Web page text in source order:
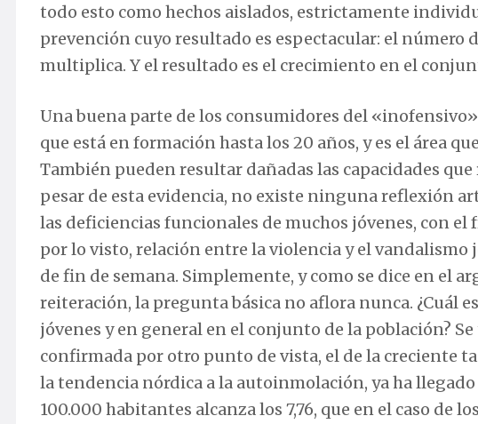
todo esto como hechos aislados, estrictamente
prevención cuyo resultado es espectacular: el número
multiplica. Y el resultado es el crecimiento en el
Una buena parte de los consumidores del
que está en formación hasta los 20 años, y es el área
También pueden resultar dañadas las capacidades
pesar de esta evidencia, no existe ninguna reflexión
las deficiencias funcionales de muchos jóvenes, con el
por lo visto, relación entre la violencia y el vandalismo
de fin de semana. Simplemente, y como se dice en el
reiteración, la pregunta básica no aflora nunca. ¿Cuál
jóvenes y en general en el conjunto de la población?
confirmada por otro punto de vista, el de la creciente
la tendencia nórdica a la autoinmolación, ya ha llegado
100.000 habitantes alcanza los 7,76, que en el caso de